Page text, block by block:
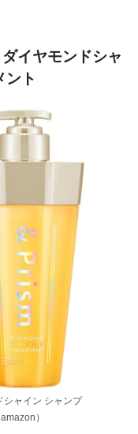
イヤモンドシャ
ント
シャイン シャンプ
）